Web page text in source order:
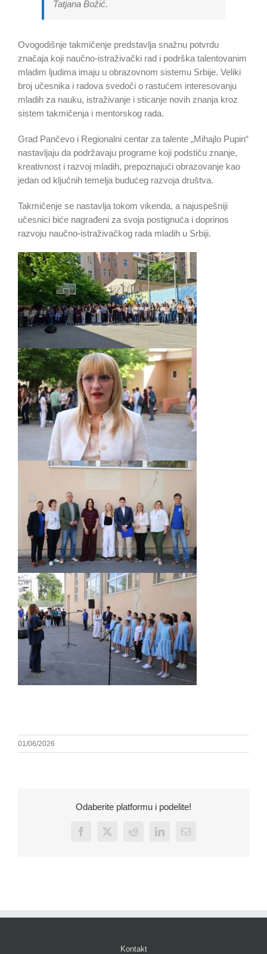
Tatjana Božić.
Ovogodišnje takmičenje predstavlja snažnu potvrdu
značaja koji naučno-istraživački rad i podrška talentovanim
mladim ljudima imaju u obrazovnom sistemu Srbije. Veliki
broj učesnika i radova svedoči o rastućem interesovanju
mladih za nauku, istraživanje i sticanje novih znanja kroz
sistem takmičenja i mentorskog rada.
Grad Pančevo i Regionalni centar za talente „Mihajlo Pupin“
nastavljaju da podržavaju programe koji podstiču znanje,
kreativnost i razvoj mladih, prepoznajući obrazovanje kao
jedan od ključnih temelja budućeg razvoja društva.
Takmičenje se nastavlja tokom vikenda, a najuspešniji
učesnici biće nagrađeni za svoja postignuća i doprinos
razvoju naučno-istraživačkog rada mladih u Srbiji.
01/06/2026
Odaberite platformu i podelite!
Facebook
X Reddit LinkedInEmail
Kontakt